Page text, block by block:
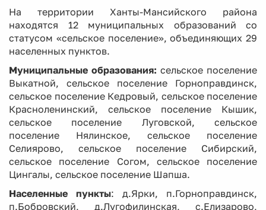
На территории Ханты-Мансийского района
находятся 12 муниципальных образований со
статусом «сельское поселение», объединяющих 29
населенных пунктов.
Муниципальные образования: сельское поселение
Выкатной, сельское поселение Горноправдинск,
сельское поселение Кедровый, сельское поселение
Красноленинский, сельское поселение Кышик,
сельское поселение Луговской, сельское
поселение Нялинское, сельское поселение
Селиярово, сельское поселение Сибирский,
сельское поселение Согом, сельское поселение
Цингалы, сельское поселение Шапша.
Населенные пункты: д.Ярки, п.Горноправдинск,
п.Бобровский, д.Лугофилинская, с.Елизарово,